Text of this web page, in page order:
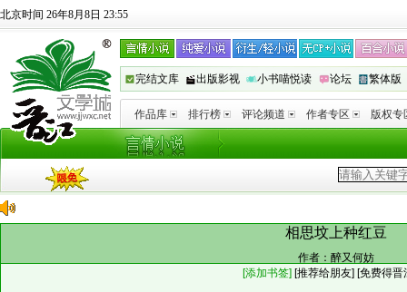
北京时间 26年8月8日 23:55
完结文库 出版影视 小书喵悦读 论坛 繁体版
作品库 排行榜 评论频道 作者专区 版权专
相思坟上种红豆
作者： 醉又何妨
[添加书签] [推荐给朋友] [免费得晋